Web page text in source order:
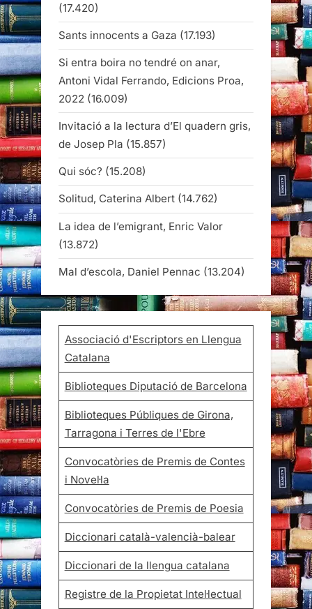
(17.420)
Sants innocents a Gaza (17.193)
Si entra boira no tendré on anar,
Antoni Vidal Ferrando, Edicions Proa,
2022 (16.009)
Invitació a la lectura d’El quadern gris,
de Josep Pla (15.857)
Qui sóc? (15.208)
Solitud, Caterina Albert (14.762)
La idea de l’emigrant, Enric Valor
(13.872)
Mal d’escola, Daniel Pennac (13.204)
Associació d'Escriptors en Llengua
Catalana
Biblioteques Diputació de Barcelona
Biblioteques Públiques de Girona,
Tarragona i Terres de l'Ebre
Convocatòries de Premis de Contes
i Novel·la
Convocatòries de Premis de Poesia
Diccionari català-valencià-balear
Diccionari de la llengua catalana
Registre de la Propietat Intel·lectual